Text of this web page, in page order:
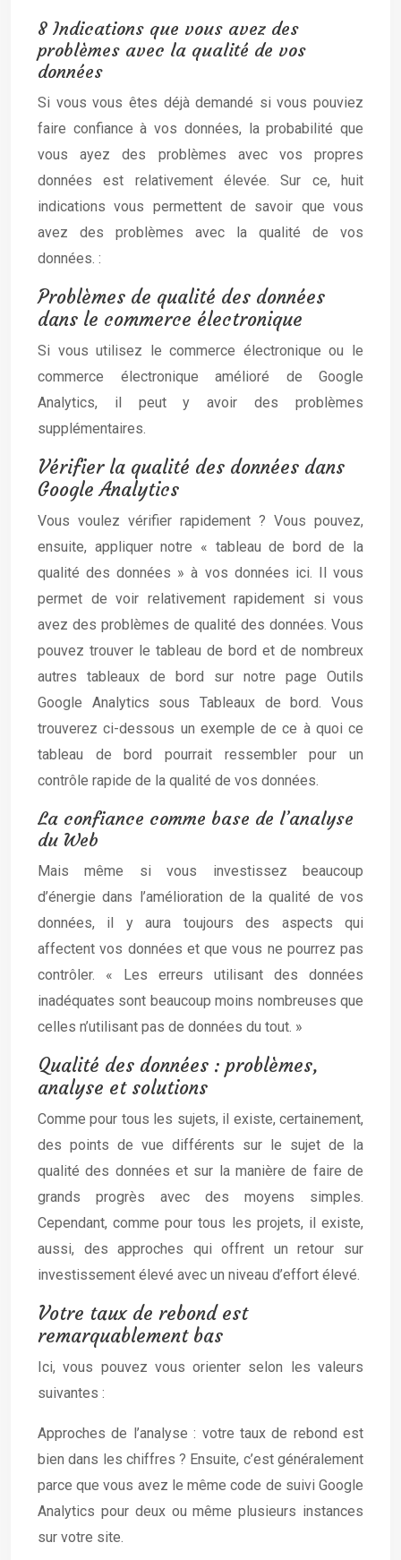
8 Indications que vous avez des
problèmes avec la qualité de vos
données
Si vous vous êtes déjà demandé si vous pouviez
faire confiance à vos données, la probabilité que
vous ayez des problèmes avec vos propres
données est relativement élevée. Sur ce, huit
indications vous permettent de savoir que vous
avez des problèmes avec la qualité de vos
données. :
Problèmes de qualité des données
dans le commerce électronique
Si vous utilisez le commerce électronique ou le
commerce électronique amélioré de Google
Analytics, il peut y avoir des problèmes
supplémentaires.
Vérifier la qualité des données dans
Google Analytics
Vous voulez vérifier rapidement ? Vous pouvez,
ensuite, appliquer notre « tableau de bord de la
qualité des données » à vos données ici. Il vous
permet de voir relativement rapidement si vous
avez des problèmes de qualité des données. Vous
pouvez trouver le tableau de bord et de nombreux
autres tableaux de bord sur notre page Outils
Google Analytics sous Tableaux de bord. Vous
trouverez ci-dessous un exemple de ce à quoi ce
tableau de bord pourrait ressembler pour un
contrôle rapide de la qualité de vos données.
La confiance comme base de l’analyse
du Web
Mais même si vous investissez beaucoup
d’énergie dans l’amélioration de la qualité de vos
données, il y aura toujours des aspects qui
affectent vos données et que vous ne pourrez pas
contrôler. « Les erreurs utilisant des données
inadéquates sont beaucoup moins nombreuses que
celles n’utilisant pas de données du tout. »
Qualité des données : problèmes,
analyse et solutions
Comme pour tous les sujets, il existe, certainement,
des points de vue différents sur le sujet de la
qualité des données et sur la manière de faire de
grands progrès avec des moyens simples.
Cependant, comme pour tous les projets, il existe,
aussi, des approches qui offrent un retour sur
investissement élevé avec un niveau d’effort élevé.
Votre taux de rebond est
remarquablement bas
Ici, vous pouvez vous orienter selon les valeurs
suivantes :
Approches de l’analyse : votre taux de rebond est
bien dans les chiffres ? Ensuite, c’est généralement
parce que vous avez le même code de suivi Google
Analytics pour deux ou même plusieurs instances
sur votre site.